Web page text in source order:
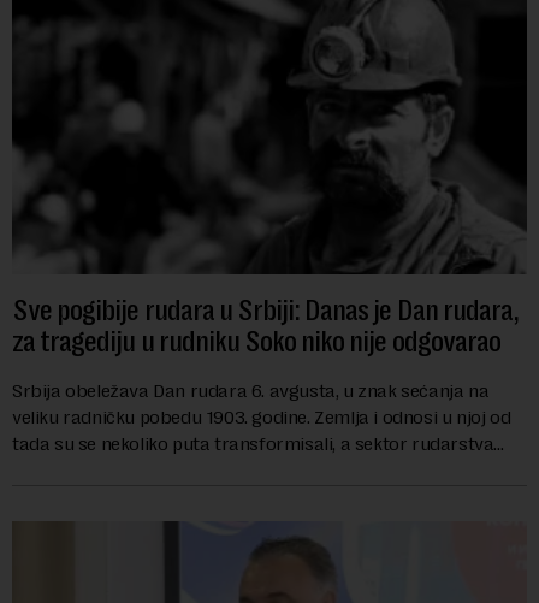
Sve pogibije rudara u Srbiji: Danas je Dan rudara,
za tragediju u rudniku Soko niko nije odgovarao
Srbija obeležava Dan rudara 6. avgusta, u znak sećanja na
veliku radničku pobedu 1903. godine. Zemlja i odnosi u njoj od
tada su se nekoliko puta transformisali, a sektor rudarstva